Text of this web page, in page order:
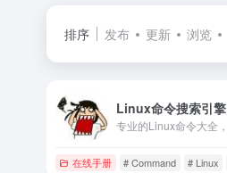
排序 发布 更新 浏览
Linux命令搜索引擎
在线手册 # Command # Linux